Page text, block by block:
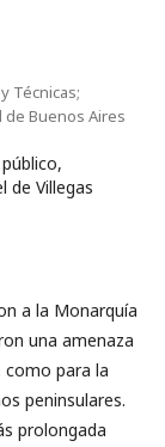
Técnicas;
de Buenos Aires
de Villegas
a la Monarquía
una amenaza
para la
peninsulares.
prolongada